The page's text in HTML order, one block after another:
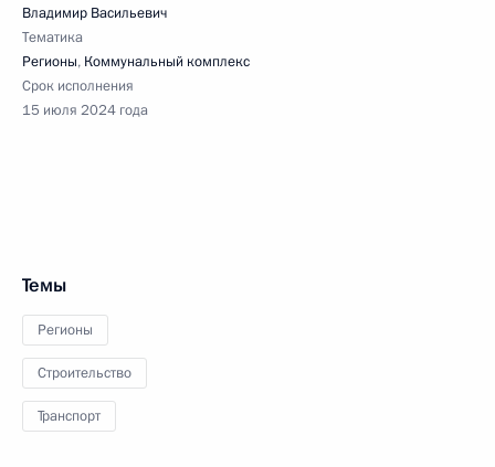
Владимир Васильевич
Тематика
Регионы, Коммунальный комплекс
Срок исполнения
15 июля 2024 года
Темы
Регионы
Строительство
Транспорт